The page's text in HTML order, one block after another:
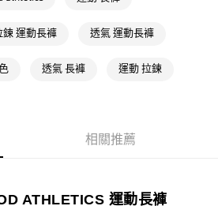
以上)免運費
含以上)免運費
鍊 運動長褲 透氣 運動長褲
透氣 長褲 運動 拉鍊
相關推薦
ATHLETICS 運動長褲